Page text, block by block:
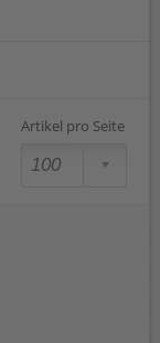
Artikel pro Seite